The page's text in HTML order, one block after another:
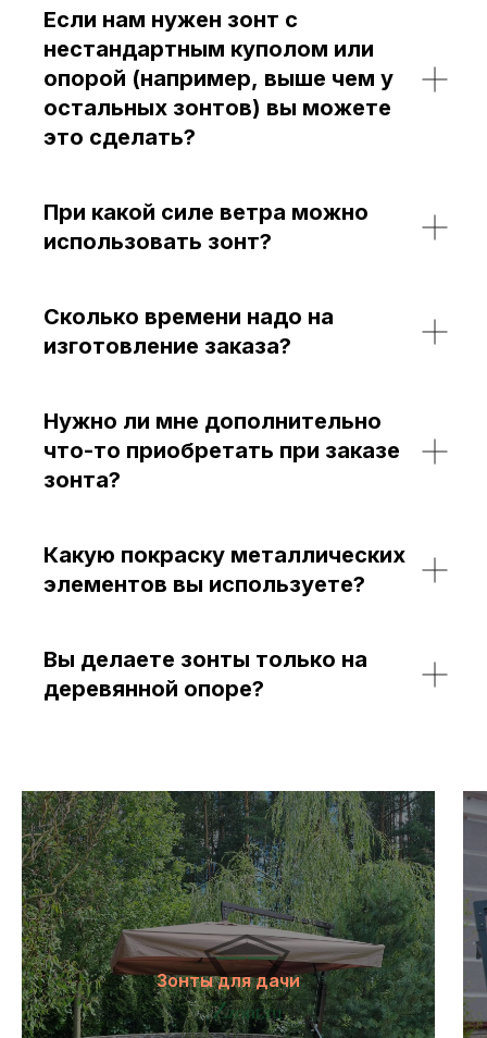
Если нам нужен зонт с
нестандартным куполом или
опорой (например, выше чем у
остальных зонтов) вы можете
это сделать?
При какой силе ветра можно
использовать зонт?
Сколько времени надо на
изготовление заказа?
Нужно ли мне дополнительно
что-то приобретать при заказе
зонта?
Какую покраску металлических
элементов вы используете?
Вы делаете зонты только на
деревянной опоре?
Зонты для дачи